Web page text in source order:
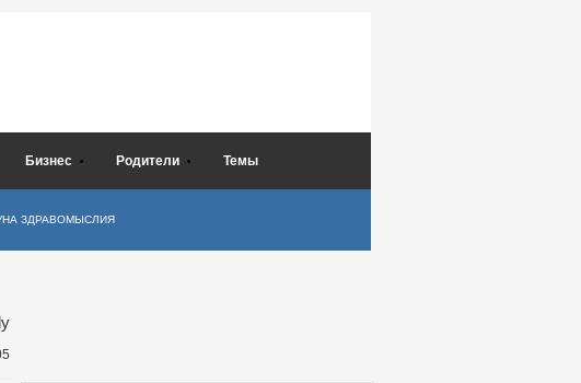
Бизнес Родители Темы
ЗДРАВОМЫСЛИЯ